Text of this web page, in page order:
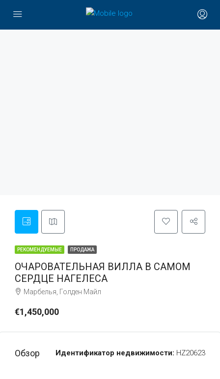
РЕКОМЕНДУЕМЫЕ ПРОДАЖА
ОЧАРОВАТЕЛЬНАЯ ВИЛЛА В САМОМ
СЕРДЦЕ НАГЕЛЕСА
Марбелья, Голден Майл
€1,450,000
Обзор Идентификатор недвижимости: HZ20623